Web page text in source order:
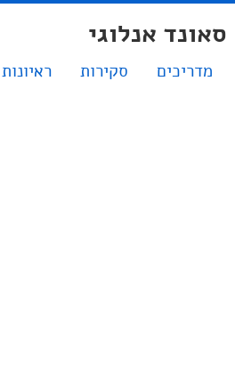
סאונד אנלוגי
מדריכים סקירות ראיונות